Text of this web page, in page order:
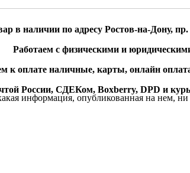
в наличии по адресу Ростов-на-Дону,
Работаем с физическими и
к оплате наличные, карты, онлайн
России, СДЕКом, Boxberry, DPD и
информация, опубликованная на нем,